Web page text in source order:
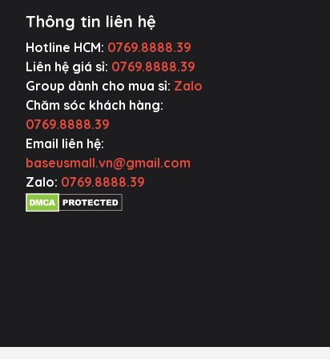
Thông tin liên hệ
Hotline HCM: 0769.8888.39
Liên hệ giá sỉ: 0769.8888.39
Group dành cho mua sỉ: Zalo
Chăm sóc khách hàng:
0769.8888.39
Email liên hệ:
baseusmall.vn@gmail.com
Zalo: 0769.8888.39